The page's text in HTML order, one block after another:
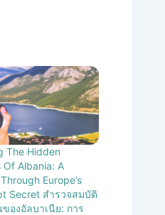
The Hidden
Of Albania: A
Europe’s
Secret สำรวจสมบัติ
องอัลบาเนีย: การ